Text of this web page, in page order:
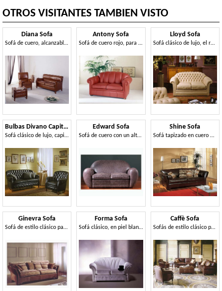
OTROS VISITANTES TAMBIEN VISTO
Diana Sofa
Sofá de cuero, alcanzables en el caucho a prueba de fuego
Antony Sofa
Sofá de cuero rojo, para hotel de estilo clásico
Lloyd Sofa
Sofá clásico de lujo, el relleno acolchado, de cuero
Bulbas Divano Capitonnè
Sofá clásico de lujo, capitonné, para halles de hotel y sala de estar
Edward Sofa
Sofá de cuero con un alto nivel de acabados artesanales
Shine Sofa
Sofá tapizado en cuero marrón, para la sala
Ginevra Sofa
Sofá de estilo clásico para la sala de estar
Forma Sofa
Sofá clásico, en piel blanca, de la sala de estar de lujo
Caffè Sofa
Sofás de estilo clásico para salones y salas de espera